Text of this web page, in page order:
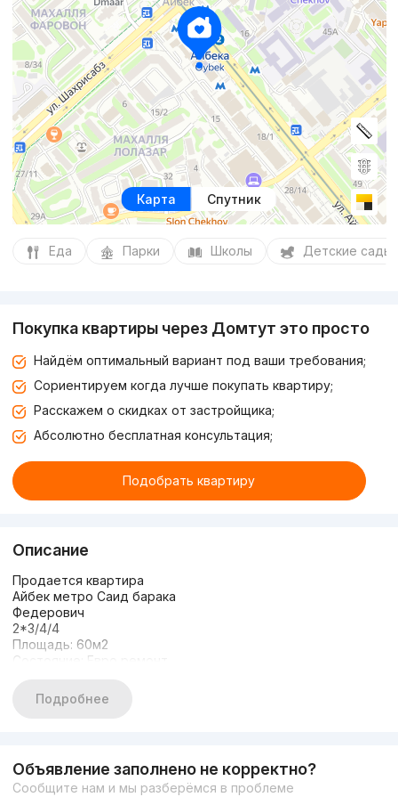
Карта Спутник
Еда Парки Школы Детские сады
Покупка квартиры через Домтут это просто
Найдём оптимальный вариант под ваши требования;
Сориентируем когда лучше покупать квартиру;
Расскажем о скидках от застройщика;
Абсолютно бесплатная консультация;
Подобрать квартиру
Описание
Продается квартира
Айбек метро Cаид барака
Федерович
2*3/4/4
Площадь: 60м2
Состояние: Евро ремонт
Мебелью и ТЕХНИКОЙ
Риелторский в нутри
Подробнее
Объявление заполнено не корректно?
Сообщите нам и мы разберёмся в проблеме